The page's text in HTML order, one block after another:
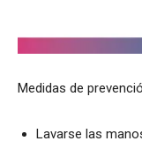
Medidas de
Lavarse las